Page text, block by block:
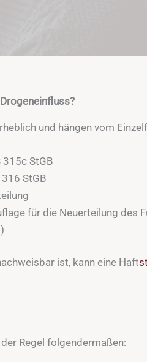
und hängen vom
315c StGB
StGB
für die Neuerteilung des
ist, kann eine Haft
Regel folgendermaßen: